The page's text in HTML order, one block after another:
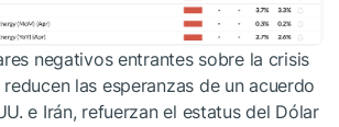
negativos entrantes sobre la crisis
las esperanzas de un acuerdo
e Irán, refuerzan el estatus del Dólar